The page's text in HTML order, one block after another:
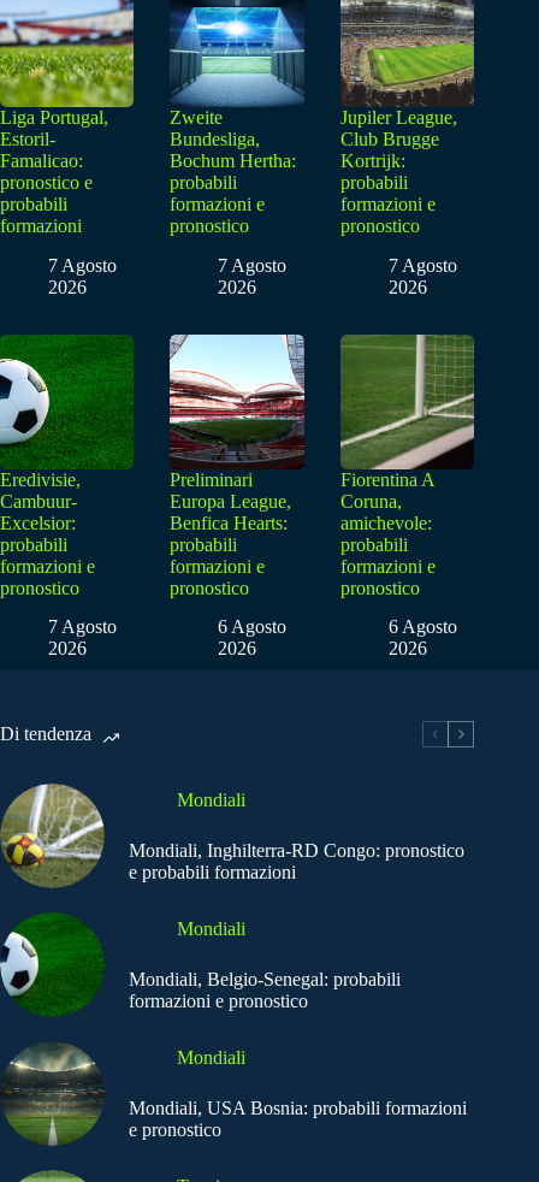
Liga Portugal,
Estoril-
Famalicao:
pronostico e
probabili
formazioni
7 Agosto
2026
Zweite
Bundesliga,
Bochum Hertha:
probabili
formazioni e
pronostico
7 Agosto
2026
Jupiler League,
Club Brugge
Kortrijk:
probabili
formazioni e
pronostico
7 Agosto
2026
Eredivisie,
Cambuur-
Excelsior:
probabili
formazioni e
pronostico
7 Agosto
2026
Preliminari
Europa League,
Benfica Hearts:
probabili
formazioni e
pronostico
6 Agosto
2026
Fiorentina A
Coruna,
amichevole:
probabili
formazioni e
pronostico
6 Agosto
2026
Di tendenza
Mondiali
Mondiali, Inghilterra-RD Congo: pronostico
e probabili formazioni
Mondiali
Mondiali, Belgio-Senegal: probabili
formazioni e pronostico
Mondiali
Mondiali, USA Bosnia: probabili formazioni
e pronostico